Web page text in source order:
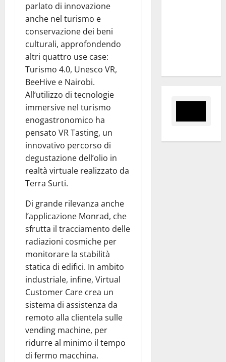
parlato di innovazione
anche nel turismo e
conservazione dei beni
culturali, approfondendo
altri quattro use case:
Turismo 4.0, Unesco VR,
BeeHive e Nairobi.
All’utilizzo di tecnologie
immersive nel turismo
enogastronomico ha
pensato VR Tasting, un
innovativo percorso di
degustazione dell’olio in
realtà virtuale realizzato da
Terra Surti.
Di grande rilevanza anche
l’applicazione Monrad, che
sfrutta il tracciamento delle
radiazioni cosmiche per
monitorare la stabilità
statica di edifici. In ambito
industriale, infine, Virtual
Customer Care crea un
sistema di assistenza da
remoto alla clientela sulle
vending machine, per
ridurre al minimo il tempo
di fermo macchina.